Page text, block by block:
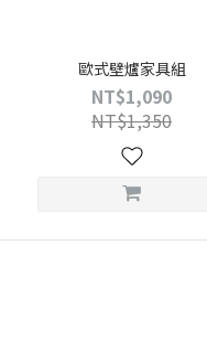
歐式壁爐家具組
NT$1,090
NT$1,350